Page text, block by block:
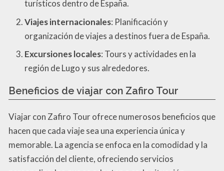
turísticos dentro de España.
Viajes internacionales: Planificación y
organización de viajes a destinos fuera de España.
Excursiones locales: Tours y actividades en la
región de Lugo y sus alrededores.
Beneficios de viajar con Zafiro Tour
Viajar con Zafiro Tour ofrece numerosos beneficios que
hacen que cada viaje sea una experiencia única y
memorable. La agencia se enfoca en la comodidad y la
satisfacción del cliente, ofreciendo servicios